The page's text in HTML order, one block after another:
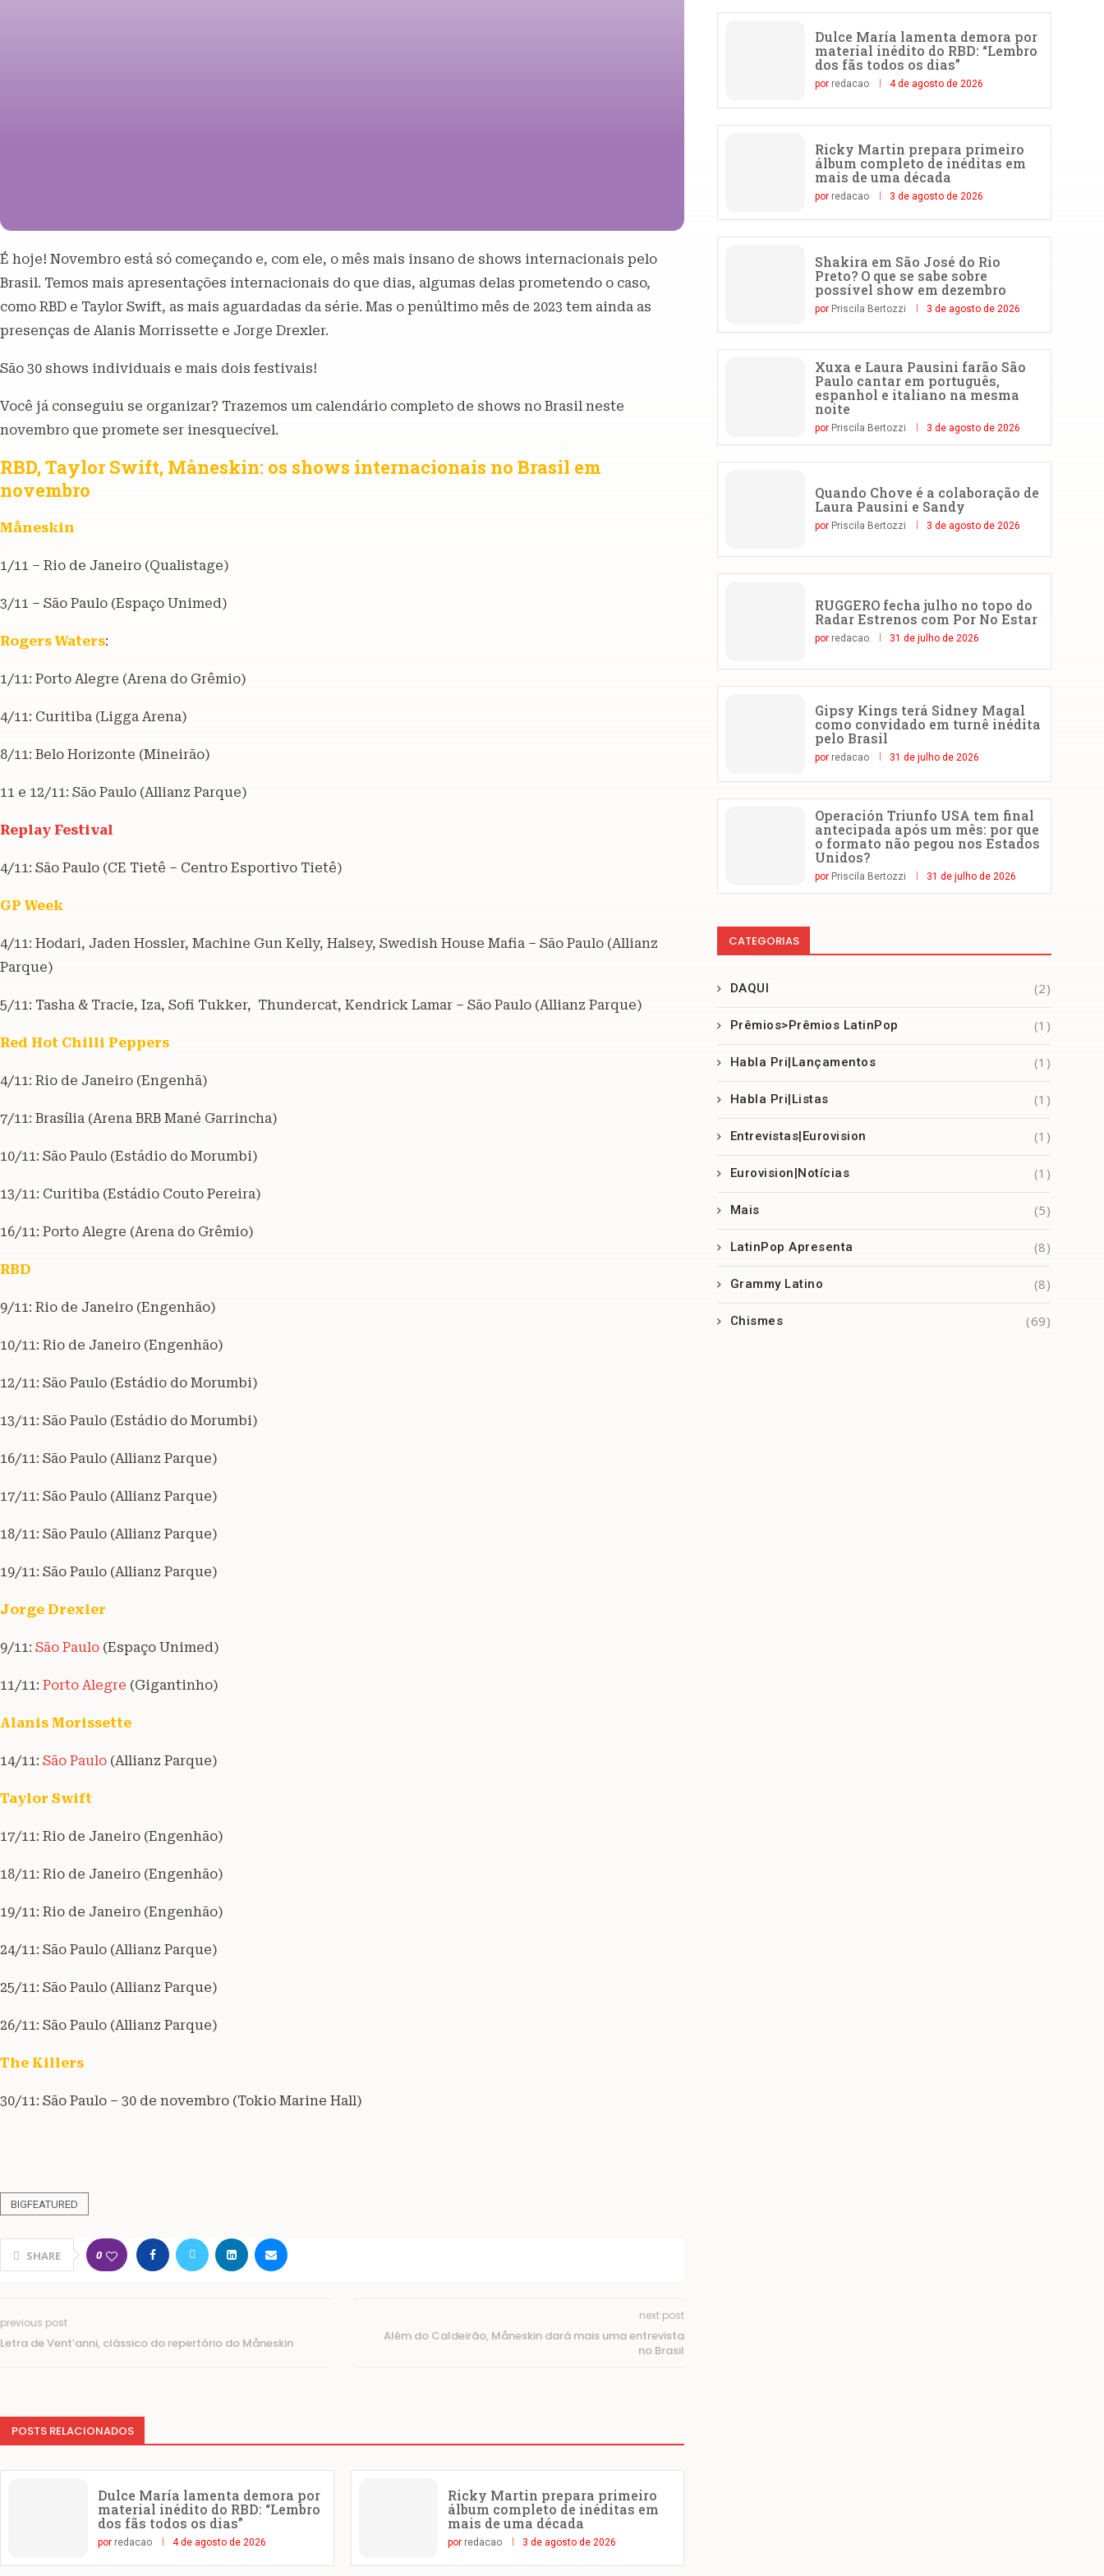
É hoje! Novembro está só começando e, com ele, o mês mais insano de shows internacionais pelo
Brasil. Temos mais apresentações internacionais do que dias, algumas delas prometendo o caso,
como RBD e Taylor Swift, as mais aguardadas da série. Mas o penúltimo mês de 2023 tem ainda as
presenças de Alanis Morrissette e Jorge Drexler.
São 30 shows individuais e mais dois festivais!
Você já conseguiu se organizar? Trazemos um calendário completo de shows no Brasil neste
novembro que promete ser inesquecível.
RBD, Taylor Swift, Måneskin: os shows internacionais no Brasil em
novembro
Måneskin
1/11 – Rio de Janeiro (Qualistage)
3/11 – São Paulo (Espaço Unimed)
Rogers Waters:
1/11: Porto Alegre (Arena do Grêmio)
4/11: Curitiba (Ligga Arena)
8/11: Belo Horizonte (Mineirão)
11 e 12/11: São Paulo (Allianz Parque)
Replay Festival
4/11: São Paulo (CE Tietê – Centro Esportivo Tietê)
GP Week
4/11: Hodari, Jaden Hossler, Machine Gun Kelly, Halsey, Swedish House Mafia – São Paulo (Allianz
Parque)
5/11: Tasha & Tracie, Iza, Sofi Tukker, Thundercat, Kendrick Lamar – São Paulo (Allianz Parque)
Red Hot Chilli Peppers
4/11: Rio de Janeiro (Engenhã)
7/11: Brasília (Arena BRB Mané Garrincha)
10/11: São Paulo (Estádio do Morumbi)
13/11: Curitiba (Estádio Couto Pereira)
16/11: Porto Alegre (Arena do Grêmio)
RBD
9/11: Rio de Janeiro (Engenhão)
10/11: Rio de Janeiro (Engenhão)
12/11: São Paulo (Estádio do Morumbi)
13/11: São Paulo (Estádio do Morumbi)
16/11: São Paulo (Allianz Parque)
17/11: São Paulo (Allianz Parque)
18/11: São Paulo (Allianz Parque)
19/11: São Paulo (Allianz Parque)
Jorge Drexler
9/11: São Paulo (Espaço Unimed)
11/11: Porto Alegre (Gigantinho)
Alanis Morissette
14/11: São Paulo (Allianz Parque)
Taylor Swift
17/11: Rio de Janeiro (Engenhão)
18/11: Rio de Janeiro (Engenhão)
19/11: Rio de Janeiro (Engenhão)
24/11: São Paulo (Allianz Parque)
25/11: São Paulo (Allianz Parque)
26/11: São Paulo (Allianz Parque)
The Killers
30/11: São Paulo – 30 de novembro (Tokio Marine Hall)
BIGFEATURED
SHARE 0
previous post
Letra de Vent’anni, clássico do repertório do Måneskin
next post
Além do Caldeirão, Måneskin dará mais uma entrevista
no Brasil
POSTS RELACIONADOS
Dulce María lamenta demora por
material inédito do RBD: “Lembro
dos fãs todos os dias”
por redacao 4 de agosto de 2026
Ricky Martin prepara primeiro
álbum completo de inéditas em
mais de uma década
por redacao 3 de agosto de 2026
Dulce María lamenta demora por
material inédito do RBD: “Lembro
dos fãs todos os dias”
por redacao 4 de agosto de 2026
Ricky Martin prepara primeiro
álbum completo de inéditas em
mais de uma década
por redacao 3 de agosto de 2026
Shakira em São José do Rio
Preto? O que se sabe sobre
possível show em dezembro
por Priscila Bertozzi 3 de agosto de 2026
Xuxa e Laura Pausini farão São
Paulo cantar em português,
espanhol e italiano na mesma
noite
por Priscila Bertozzi 3 de agosto de 2026
Quando Chove é a colaboração de
Laura Pausini e Sandy
por Priscila Bertozzi 3 de agosto de 2026
RUGGERO fecha julho no topo do
Radar Estrenos com Por No Estar
por redacao 31 de julho de 2026
Gipsy Kings terá Sidney Magal
como convidado em turnê inédita
pelo Brasil
por redacao 31 de julho de 2026
Operación Triunfo USA tem final
antecipada após um mês: por que
o formato não pegou nos Estados
Unidos?
por Priscila Bertozzi 31 de julho de 2026
CATEGORIAS
DAQUI (2)
Prêmios>Prêmios LatinPop (1)
Habla Pri|Lançamentos (1)
Habla Pri|Listas (1)
Entrevistas|Eurovision (1)
Eurovision|Notícias (1)
Mais (5)
LatinPop Apresenta (8)
Grammy Latino (8)
Chismes (69)